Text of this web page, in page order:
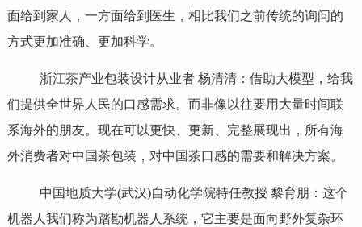
面给到家人，一方面给到医生，相比我们之前传统的询问的
方式更加准确、更加科学。
浙江茶产业包装设计从业者 杨清清：借助大模型，给我
们提供全世界人民的口感需求。而非像以往要用大量时间联
系海外的朋友。现在可以更快、更新、完整展现出，所有海
外消费者对中国茶包装，对中国茶口感的需要和解决方案。
中国地质大学(武汉)自动化学院特任教授 黎育朋：这个
机器人我们称为踏勘机器人系统，它主要是面向野外复杂环